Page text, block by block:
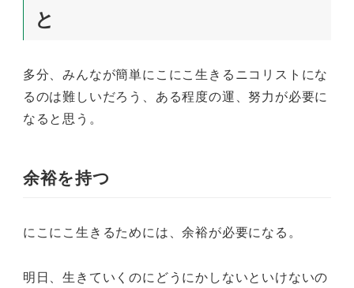
と
多分、みんなが簡単にこにこ生きるニコリストにな
るのは難しいだろう、ある程度の運、努力が必要に
なると思う。
余裕を持つ
にこにこ生きるためには、余裕が必要になる。
明日、生きていくのにどうにかしないといけないの